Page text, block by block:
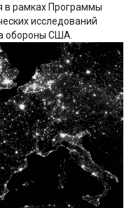
в рамках Программы
исследований
обороны США.